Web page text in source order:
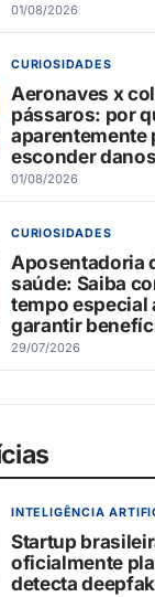
01/08/2026
CURIOSIDADES
Aeronaves x
pássaros: por
aparentemente
esconder
01/08/2026
CURIOSIDADES
Aposentadoria
saúde: Saiba
tempo especial
garantir
29/07/2026
INTELIGÊNCIA
Startup
oficialmente
detecta